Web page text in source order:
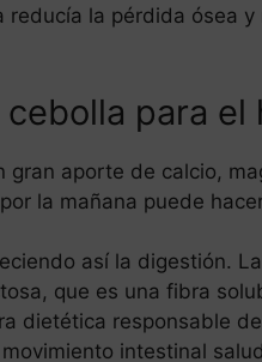
la pérdida ósea
para el
aporte de calcio,
la mañana puede
así la digestión.
que es una fibra
dietética responsable
intestinal